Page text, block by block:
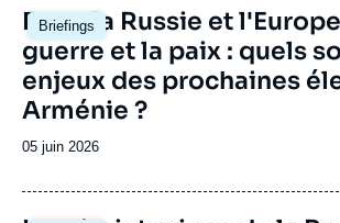
Briefings
Image
principale
Entre la Russie et
guerre et la paix : quels
enjeux des prochaines
Arménie ?
Date
publication
05 juin 2026